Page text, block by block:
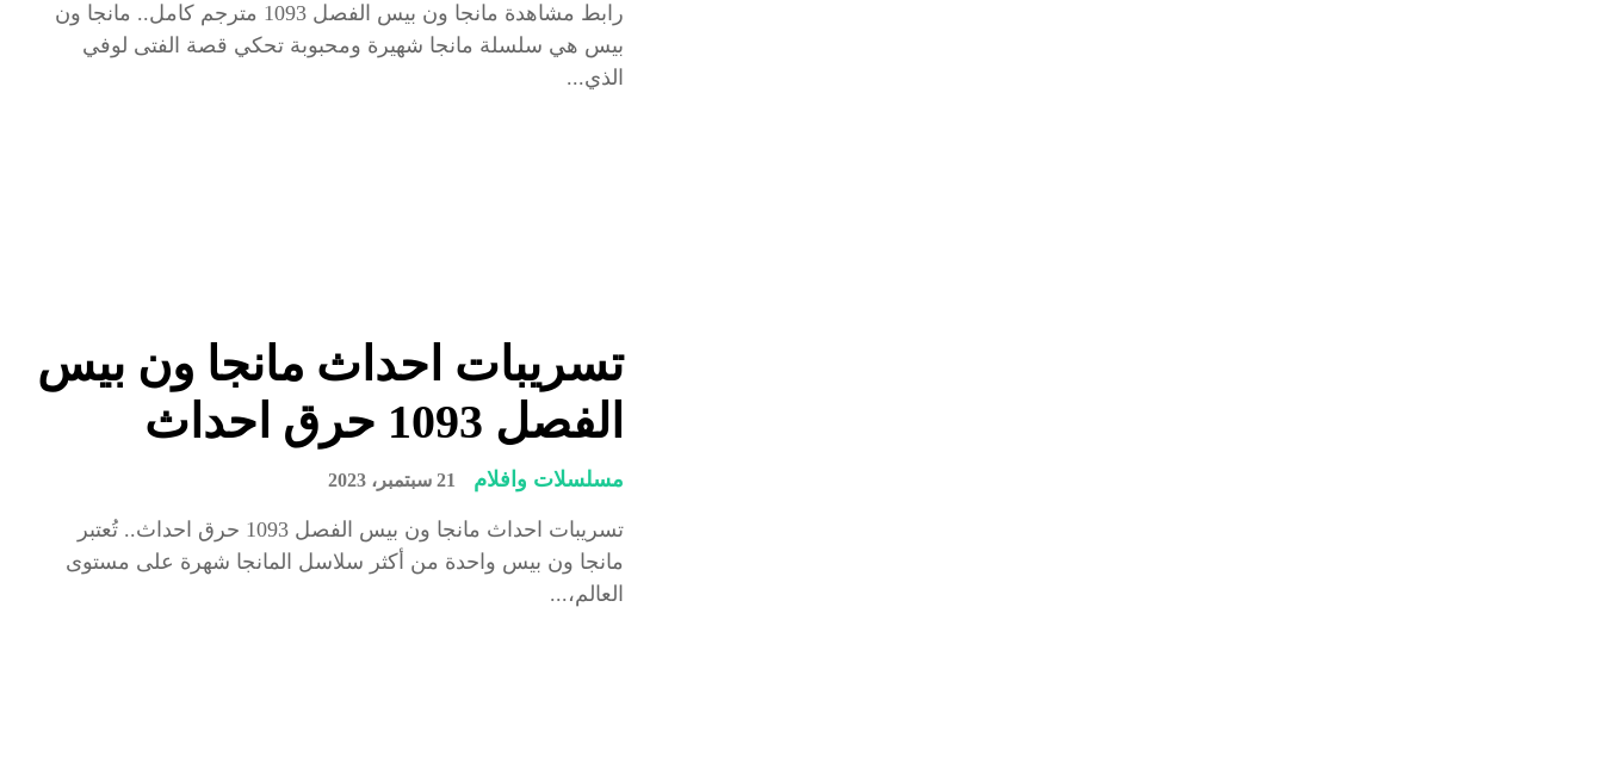
رابط مشاهدة مانجا ون بيس الفصل 1093 مترجم كامل.. مانجا ون
بيس هي سلسلة مانجا شهيرة ومحبوبة تحكي قصة الفتى لوفي
الذي...
تسريبات احداث مانجا ون بيس
الفصل 1093 حرق احداث
مسلسلات وافلام 21 سبتمبر، 2023
تسريبات احداث مانجا ون بيس الفصل 1093 حرق احداث.. تُعتبر
مانجا ون بيس واحدة من أكثر سلاسل المانجا شهرة على مستوى
العالم،...